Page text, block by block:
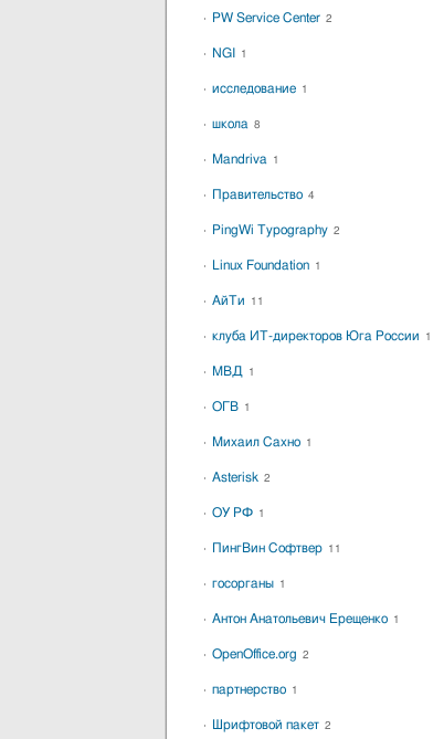
PW Service Center 2
NGI 1
исследование 1
школа 8
Mandriva 1
Правительство 4
PingWi Typography 2
Linux Foundation 1
АйТи 11
клуба ИТ-директоров Юга России 1
МВД 1
ОГВ 1
Михаил Сахно 1
Asterisk 2
ОУ РФ 1
ПингВин Софтвер 11
госорганы 1
Антон Анатольевич Ерещенко 1
OpenOffice.org 2
партнерство 1
Шрифтовой пакет 2